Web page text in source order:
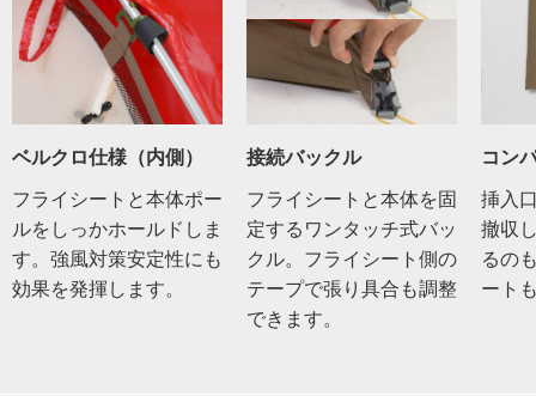
ベルクロ仕様（内側）
フライシートと本体ポー
ルをしっかホールドしま
す。強風対策安定性にも
効果を発揮します。
接続バックル
フライシートと本体を固
定するワンタッチ式バッ
クル。フライシート側の
テープで張り具合も調整
できます。
コン
挿入
撤収
るの
ート